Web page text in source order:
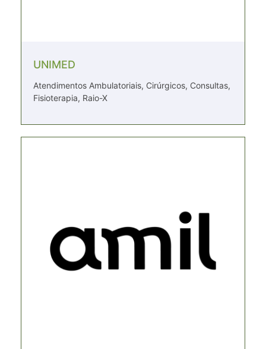
UNIMED
Atendimentos Ambulatoriais, Cirúrgicos, Consultas,
Fisioterapia, Raio-X